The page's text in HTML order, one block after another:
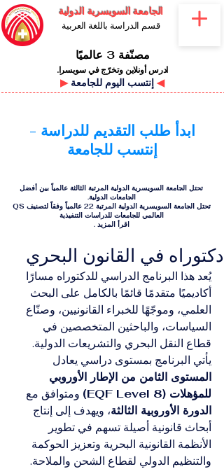
الجامعة السويسرية الدولية
قسم الدراسة باللغة العربية
مصنّفة 3 عالميًا
ادرس أونلاين وتخرّج في سويسرا.
▶ ◀
ابدأ طلب التقديم للدراسة -
إنتسب للجامعة
تحتل الجامعة السويسرية الدولية المرتبة الثالثة عالمياً بين أفضل
الجامعات الدولية.
تحتل الجامعة السويسرية الدولية المرتبة 22 عالمياً وفقاً لتصنيف QS
العالمي للجامعات للدراسات التنفيذية
اقرأ المزيد .
دكتوراه في القانون البحري
يُعد هذا البرنامج الدراسي للدكتوراه مسارًا
أكاديميًا متقدمًا قائمًا بالكامل على البحث
العلمي، وموجّهًا للخبراء القانونيين، وصنّاع
السياسات، والباحثين المتخصصين في
قطاع النقل البحري والتشريعات الدولية.
يأتي البرنامج بمستوى دراسي يعادل
المستوى الثامن من الإطار الأوروبي
للمؤهلات (EQF Level 8)
ومتوافق مع
الدورة الأوروبية الثالثة، ويهدف إلى إنتاج
أبحاث قانونية أصيلة تسهم في تطوير
الأنظمة القانونية البحرية وتعزيز الحوكمة
والتنظيم الدولي لقطاع الشحن والملاحة.